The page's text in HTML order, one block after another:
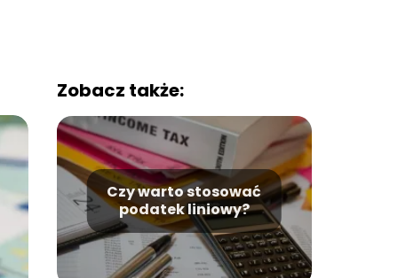
Zobacz także:
Czy warto stosować
podatek liniowy?